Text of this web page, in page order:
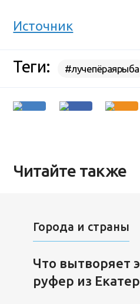
Источник
Теги: #лучепёраярыба
Читайте также
Города и страны
Что вытворяет
руфер из